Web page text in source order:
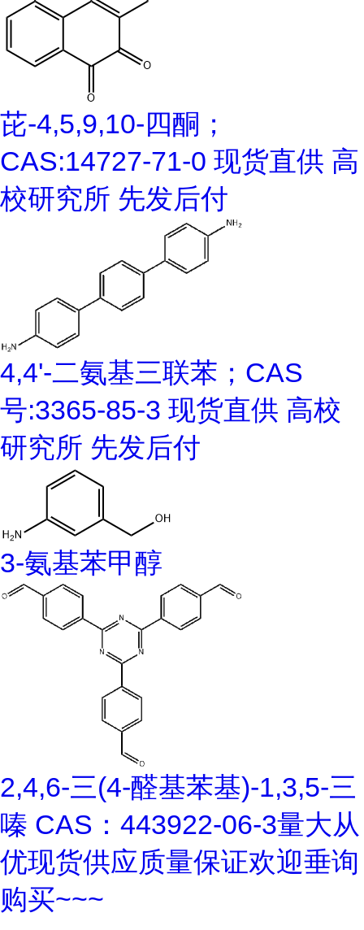
芘-4,5,9,10-四酮；
CAS:14727-71-0 现货直供 高
校研究所 先发后付
4,4'-二氨基三联苯；CAS
号:3365-85-3 现货直供 高校
研究所 先发后付
3-氨基苯甲醇
2,4,6-三(4-醛基苯基)-1,3,5-三
嗪 CAS：443922-06-3量大从
优现货供应质量保证欢迎垂询
购买~~~